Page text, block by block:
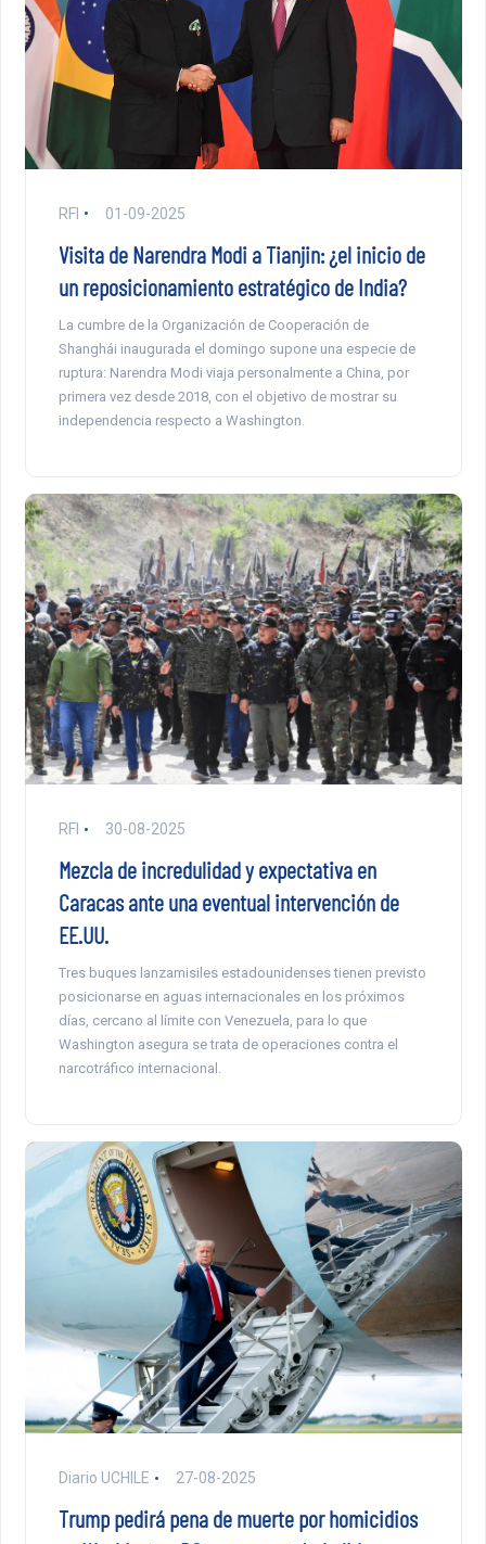
RFI 01-09-2025
Visita de Narendra Modi a Tianjin: ¿el inicio de
un reposicionamiento estratégico de India?
La cumbre de la Organización de Cooperación de
Shanghái inaugurada el domingo supone una especie de
ruptura: Narendra Modi viaja personalmente a China, por
primera vez desde 2018, con el objetivo de mostrar su
independencia respecto a Washington.
RFI 30-08-2025
Mezcla de incredulidad y expectativa en
Caracas ante una eventual intervención de
EE.UU.
Tres buques lanzamisiles estadounidenses tienen previsto
posicionarse en aguas internacionales en los próximos
días, cercano al límite con Venezuela, para lo que
Washington asegura se trata de operaciones contra el
narcotráfico internacional.
Diario UCHILE 27-08-2025
Trump pedirá pena de muerte por homicidios